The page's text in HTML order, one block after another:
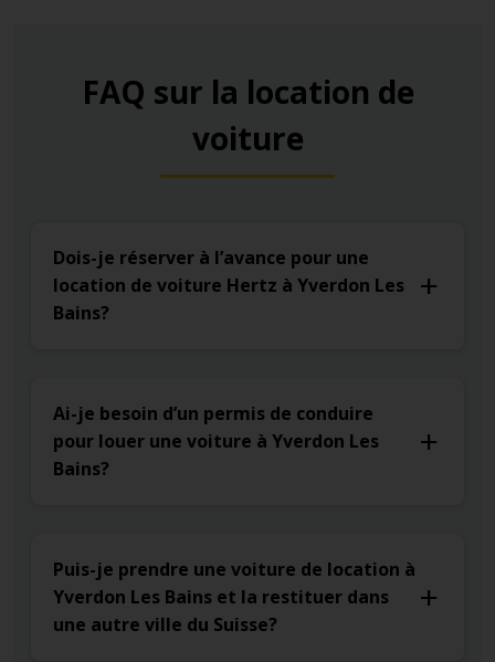
FAQ sur la location de
voiture
Dois-je réserver à l’avance pour une
location de voiture Hertz à Yverdon Les
Bains?
Ai-je besoin d’un permis de conduire
pour louer une voiture à Yverdon Les
Bains?
Puis-je prendre une voiture de location à
Yverdon Les Bains et la restituer dans
une autre ville du Suisse?